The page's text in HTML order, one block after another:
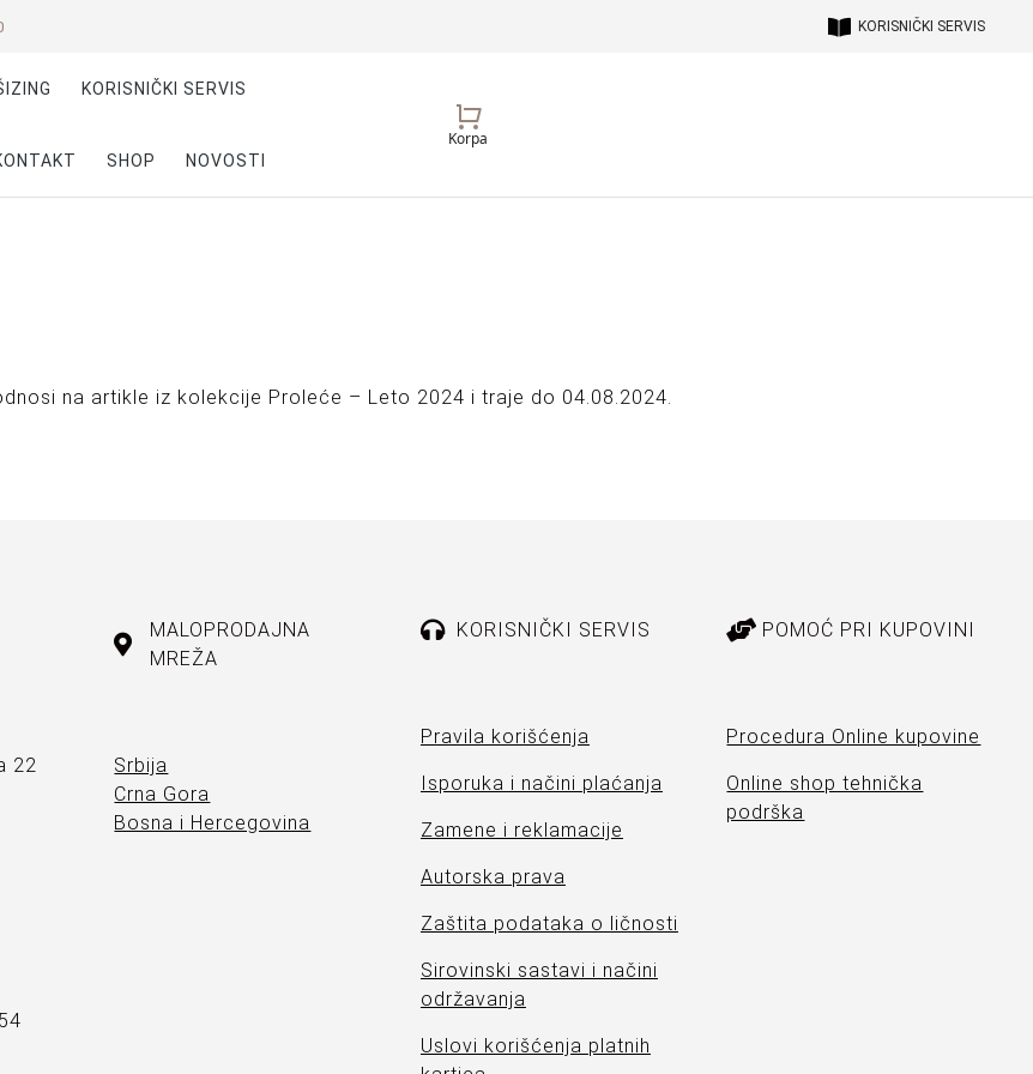
KORISNIČKI SERVIS
KORISNIČKI SERVIS
SHOP NOVOSTI
Vaš
nalog
Korpa
na artikle iz kolekcije Proleće – Leto 2024 i traje do 04.08.2024.
22
MALOPRODAJNA
MREŽA
Srbija
Crna Gora
Bosna i Hercegovina
KORISNIČKI SERVIS
Pravila korišćenja
Isporuka i načini plaćanja
Zamene i reklamacije
Autorska prava
Zaštita podataka o ličnosti
Sirovinski sastavi i načini
održavanja
Uslovi korišćenja platnih
POMOĆ PRI KUPOVINI
Procedura Online kupovine
Online shop tehnička
podrška